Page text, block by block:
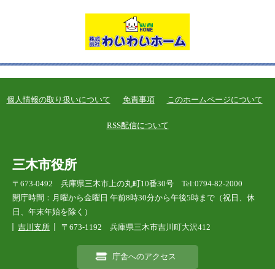
個人情報の取り扱いについて 免責事項 このホームページについて
RSS配信について
三木市役所
〒673-0492 兵庫県三木市上の丸町10番30号 Tel:0794-82-2000
開庁時間：月曜から金曜日 午前8時30分から午後5時まで（祝日、休
日、年末年始を除く）
吉川支所
〒673-1192 兵庫県三木市吉川町大沢412
庁舎へのアクセス